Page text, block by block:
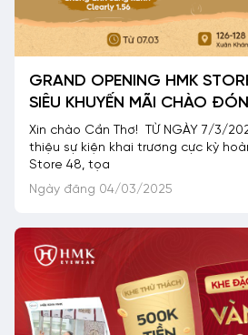
GRAND OPENING HMK
SIÊU KHUYẾN MÃI CHÀO
Xin chào Cần Thơ! TỪ NGÀY 7/3/
thiệu sự kiện khai trương cực kỳ
Store 48, tọa
Ngày đăng 04/03/2025